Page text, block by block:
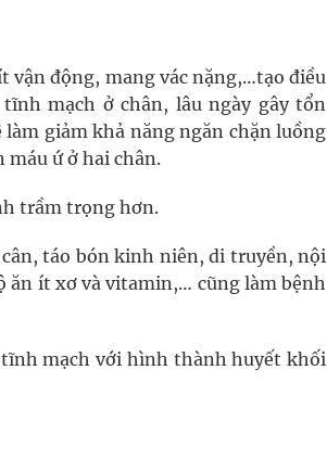
động, mang vác nặng,…tạo điều
mạch ở chân, lâu ngày gây tổn
giảm khả năng ngăn chặn luồng
máu ứ ở hai chân.
trầm trọng hơn.
táo bón kinh niên, di truyền, nội
ăn ít xơ và vitamin,… cũng làm bệnh
mạch với hình thành huyết khối